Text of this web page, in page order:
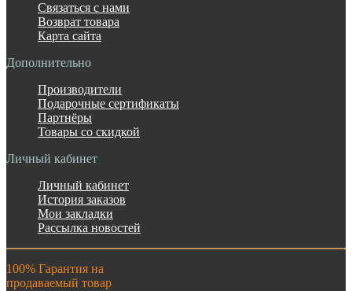
Связаться с нами
Возврат товара
Карта сайта
Дополнительно
Производители
Подарочные сертификаты
Партнёры
Товары со скидкой
Личный кабинет
Личный кабинет
История заказов
Мои закладки
Рассылка новостей
100% Гарантия на
продаваемый товар